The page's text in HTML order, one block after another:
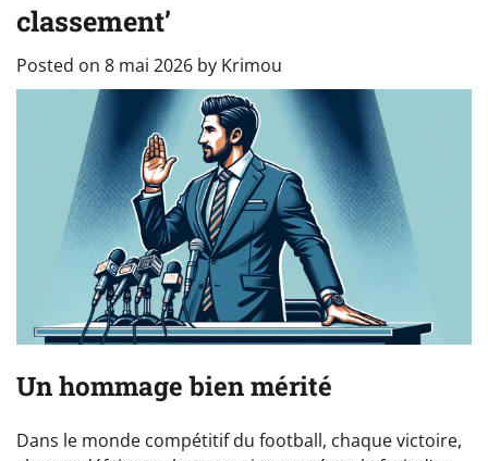
classement’
Posted on 8 mai 2026 by Krimou
Un hommage bien mérité
Dans le monde compétitif du football, chaque victoire,